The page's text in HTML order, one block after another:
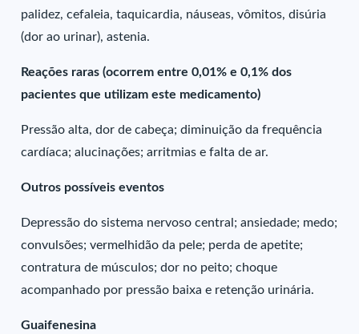
palidez, cefaleia, taquicardia, náuseas, vômitos, disúria
(dor ao urinar), astenia.
Reações raras (ocorrem entre 0,01% e 0,1% dos
pacientes que utilizam este medicamento)
Pressão alta, dor de cabeça; diminuição da frequência
cardíaca; alucinações; arritmias e falta de ar.
Outros possíveis eventos
Depressão do sistema nervoso central; ansiedade; medo;
convulsões; vermelhidão da pele; perda de apetite;
contratura de músculos; dor no peito; choque
acompanhado por pressão baixa e retenção urinária.
Guaifenesina